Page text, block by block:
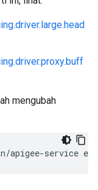
mengubah
apigee-service